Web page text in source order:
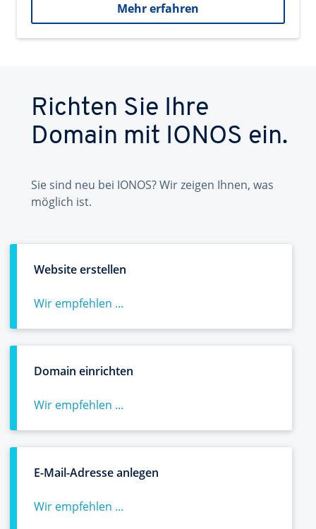
Mehr erfahren
Richten Sie Ihre
Domain mit IONOS ein.
Sie sind neu bei IONOS? Wir zeigen Ihnen, was
möglich ist.
Website erstellen
Wir empfehlen ...
Domain einrichten
Wir empfehlen ...
E-Mail-Adresse anlegen
Wir empfehlen ...